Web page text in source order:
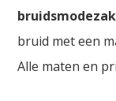
bruid met een
Alle maten en